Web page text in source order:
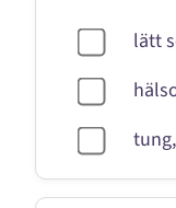
lätt